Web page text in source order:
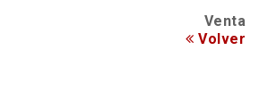
Venta
Volver